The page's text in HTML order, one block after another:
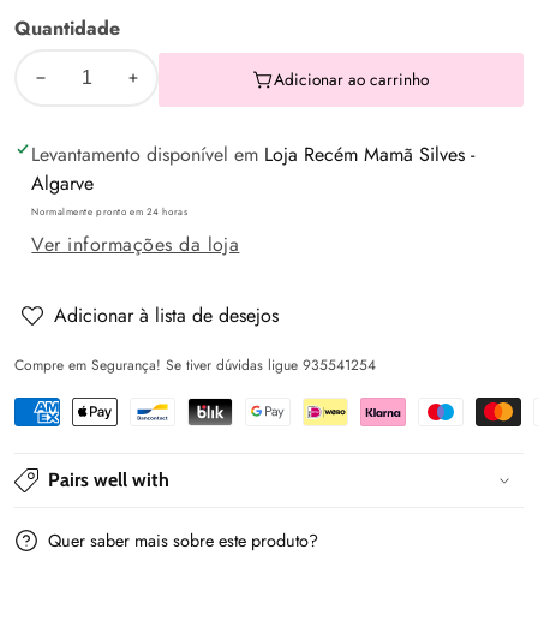
Quantidade
Diminuir
quantidade
de
Camisola
básica
Nata-
-
Mayoral
quantidade
Camisola
básica
Nata-
-
Mayoral
Adicionar ao carrinho
Levantamento disponível em Loja Recém Mamã Silves -
Algarve
Normalmente pronto em 24 horas
Ver informações da loja
Adicionar à lista de desejos
Compre em Segurança! Se tiver dúvidas ligue 935541254
Pairs well with
Quer saber mais sobre este produto?